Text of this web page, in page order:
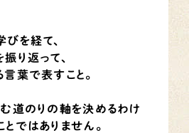
を経て、
り返って、
葉で表すこと。
道のりの軸を決めるわけ
ではありません。